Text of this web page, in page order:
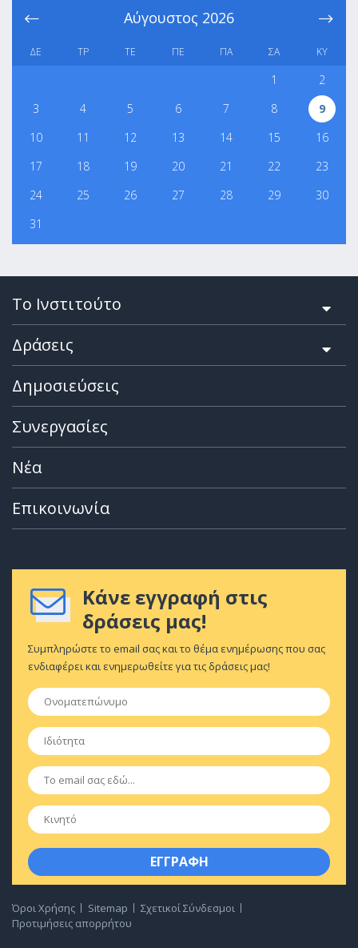
Αύγουστος 2026
ΔΕ ΤΡ ΤΕ ΠΕ ΠΑ ΣΑ ΚΥ
1
2
3
4 5 6 7 8
9
10
11 12 13 14 15
16
17
18 19 20 21 22
23
24
25 26 27 28 29
30
31
Το Ινστιτούτο
Δράσεις
Δημοσιεύσεις
Συνεργασίες
Νέα
Επικοινωνία
Κάνε εγγραφή στις
δράσεις μας!
Συμπληρώστε το email σας και το θέμα ενημέρωσης που σας
ενδιαφέρει και ενημερωθείτε για τις δράσεις μας!
Ονοματεπώνυμο
Ιδιότητα
Email
Κινητό
Όροι Χρήσης Sitemap
Σχετικοί Σύνδεσμοι
Προτιμήσεις απορρήτου